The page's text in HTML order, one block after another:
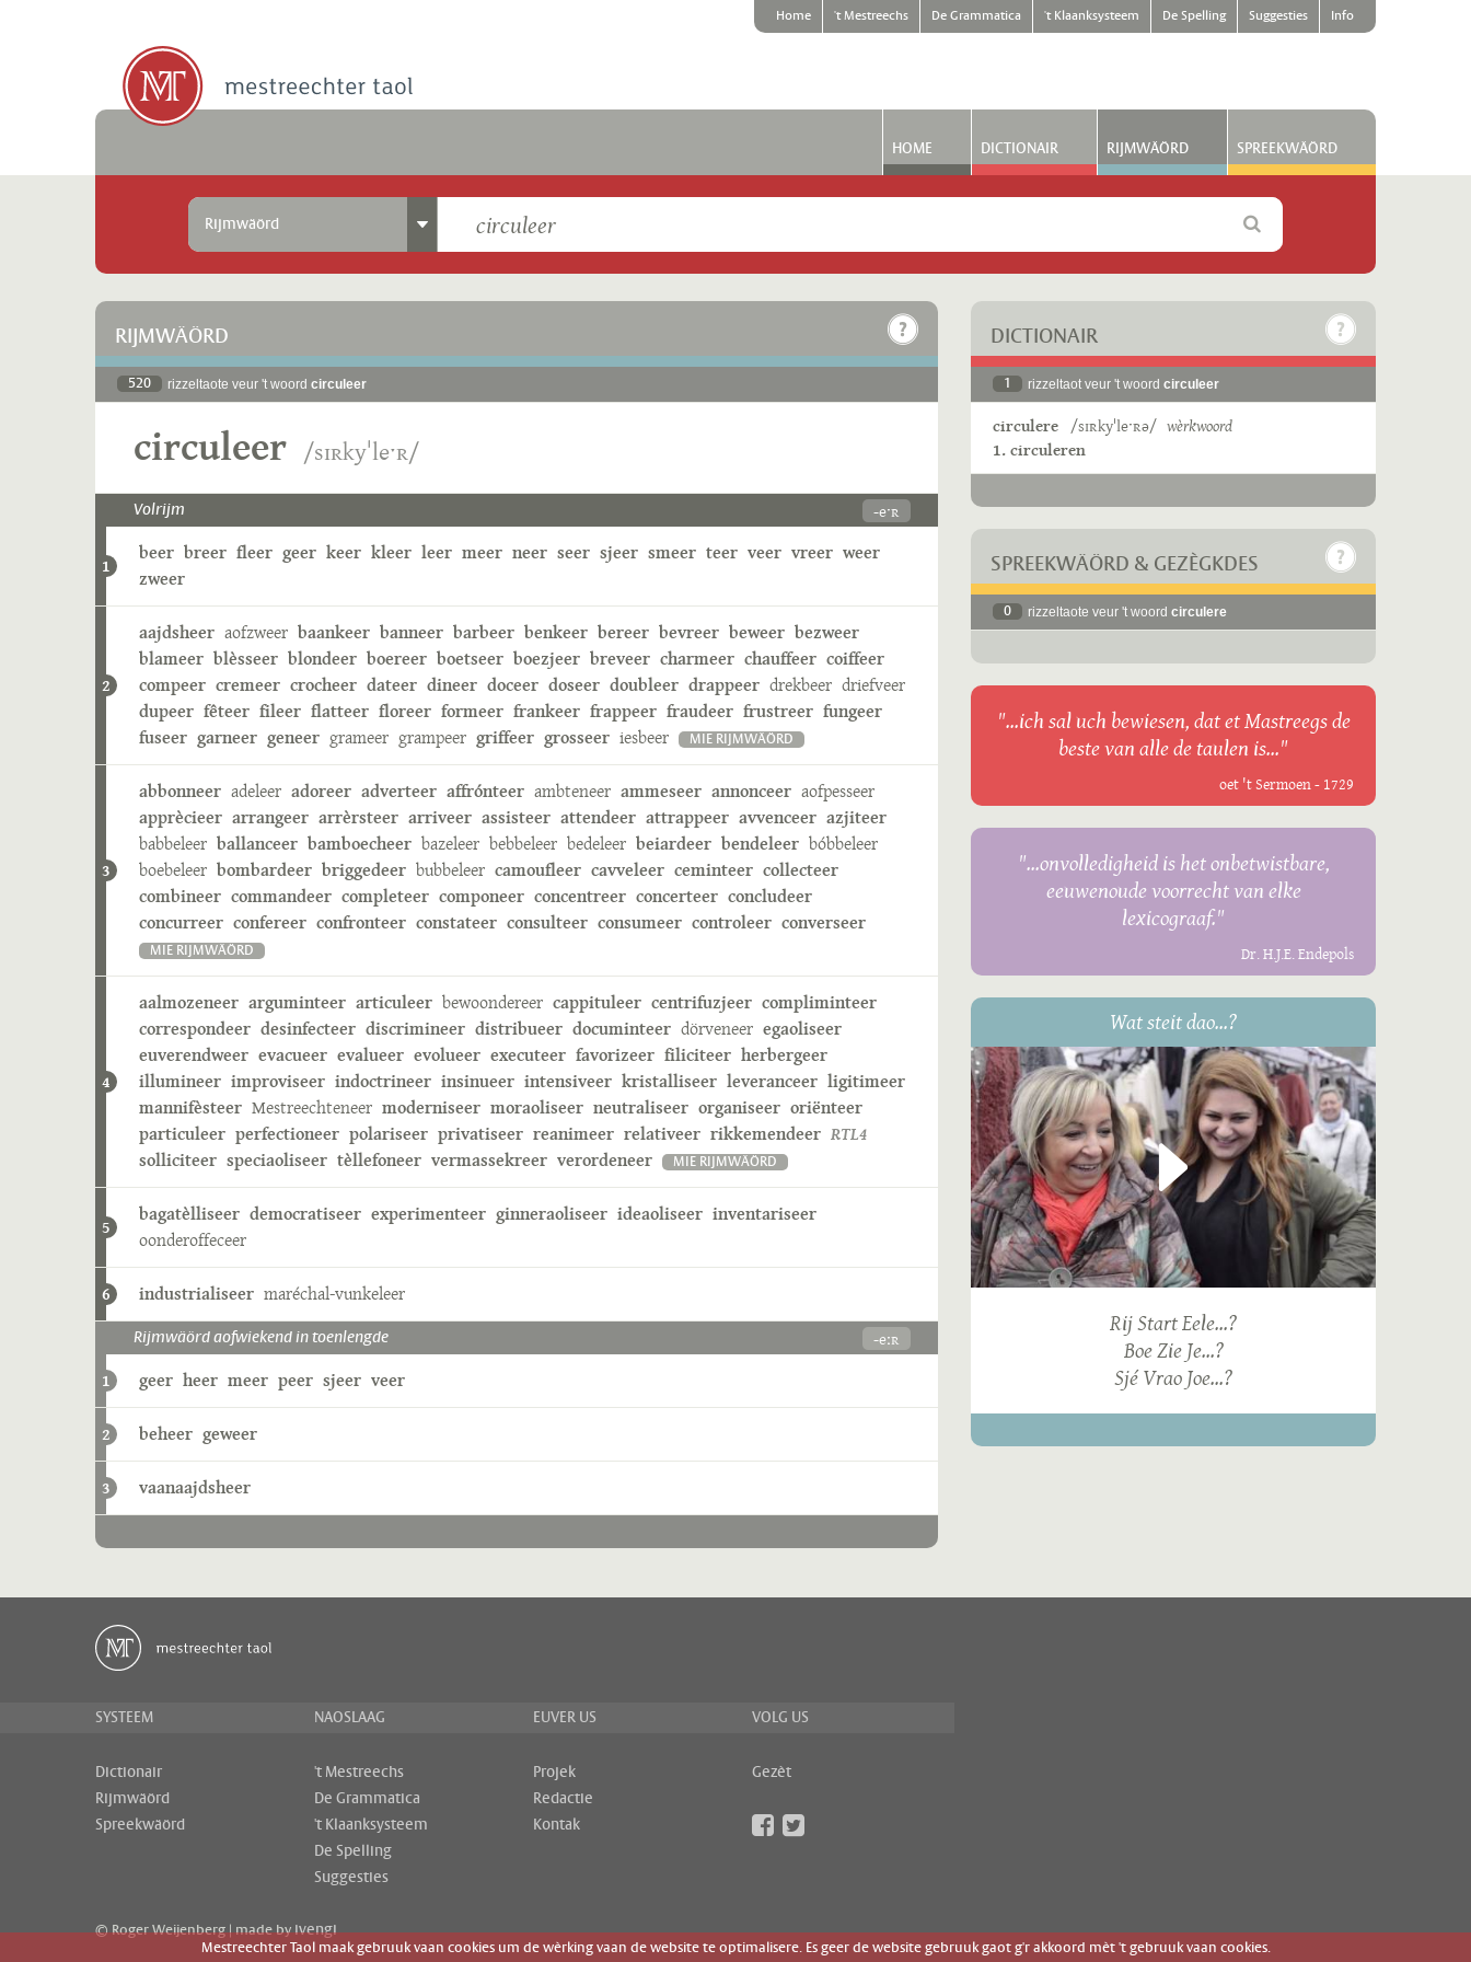
Home 't Mestreechs De Grammatica 't Klaanksysteem De Spelling Suggesties Info
HOME DICTIONAIR RIJMWÄÖRD SPREEKWÄÖRD
Rijmwäörd
RIJMWÄÖRD
520 rizzeltaote veur 't woord circuleer
circuleer /sɪʀkyˈleˑʀ/
Volrijm -eˑʀ
1
beer breer fleer geer keer kleer leer meer neer seer sjeer smeer teer veer vreer weer
zweer
2
aajdsheer aofzweer baankeer banneer barbeer benkeer bereer bevreer beweer bezweer
blameer blèsseer blondeer boereer boetseer boezjeer breveer charmeer chauffeer coiffeer
compeer cremeer crocheer dateer dineer doceer doseer doubleer drappeer drekbeer driefveer
dupeer fêteer fileer flatteer floreer formeer frankeer frappeer fraudeer frustreer fungeer
fuseer garneer geneer grameer grampeer griffeer grosseer iesbeer MIE RIJMWÄÖRD
3
abbonneer adeleer adoreer adverteer affrónteer ambteneer ammeseer annonceer aofpesseer
apprècieer arrangeer arrèrsteer arriveer assisteer attendeer attrappeer avvenceer azjiteer
babbeleer ballanceer bamboecheer bazeleer bebbeleer bedeleer beiardeer bendeleer bóbbeleer
boebeleer bombardeer briggedeer bubbeleer camoufleer cavveleer ceminteer collecteer
combineer commandeer completeer componeer concentreer concerteer concludeer
concurreer confereer confronteer constateer consulteer consumeer controleer converseer
MIE RIJMWÄÖRD
4
aalmozeneer arguminteer articuleer bewoondereer cappituleer centrifuzjeer compliminteer
correspondeer desinfecteer discrimineer distribueer documinteer dörveneer egaoliseer
euverendweer evacueer evalueer evolueer executeer favorizeer filiciteer herbergeer
illumineer improviseer indoctrineer insinueer intensiveer kristalliseer leveranceer ligitimeer
mannifèsteer Mestreechteneer moderniseer moraoliseer neutraliseer organiseer oriënteer
particuleer perfectioneer polariseer privatiseer reanimeer relativeer rikkemendeer RTL4
solliciteer speciaoliseer tèllefoneer vermassekreer verordeneer MIE RIJMWÄÖRD
5
bagatèlliseer democratiseer experimenteer ginneraoliseer ideaoliseer inventariseer
oonderoffeceer
6 industrialiseer maréchal-vunkeleer
Rijmwäörd aofwiekend in toenlengde -eːʀ
1 geer heer meer peer sjeer veer
2 beheer geweer
3 vaanaajdsheer
DICTIONAIR
1 rizzeltaot veur 't woord circuleer
circulere /sɪʀkyˈleˑʀə/ wèrkwoord
1. circuleren
SPREEKWÄÖRD & GEZÈGKDES
0 rizzeltaote veur 't woord circulere
"...ich sal uch bewiesen, dat et Mastreegs de
beste van alle de taulen is..."
oet 't Sermoen - 1729
"...onvolledigheid is het onbetwistbare,
eeuwenoude voorrecht van elke
lexicograaf."
Dr. H.J.E. Endepols
Wat steit dao...?
Rij Start Eele...?
Boe Zie Je...?
Sjé Vrao Joe...?
SYSTEEM
Dictionair
Rijmwäörd
Spreekwäörd
NAOSLAAG
't Mestreechs
De Grammatica
't Klaanksysteem
De Spelling
Suggesties
EUVER US
Projek
Redactie
Kontak
VOLG US
Gezèt
© Roger Weijenberg | made byivengi
Mestreechter Taol maak gebruuk vaan cookies um de wèrking vaan de website te optimalisere. Es geer de website gebruuk gaot g'r akkoord mèt 't gebruuk vaan cookies.